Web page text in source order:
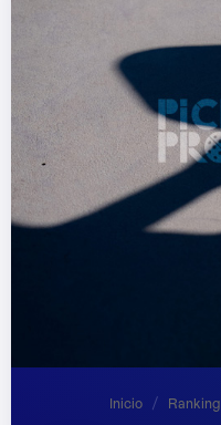
Inicio / Ranking